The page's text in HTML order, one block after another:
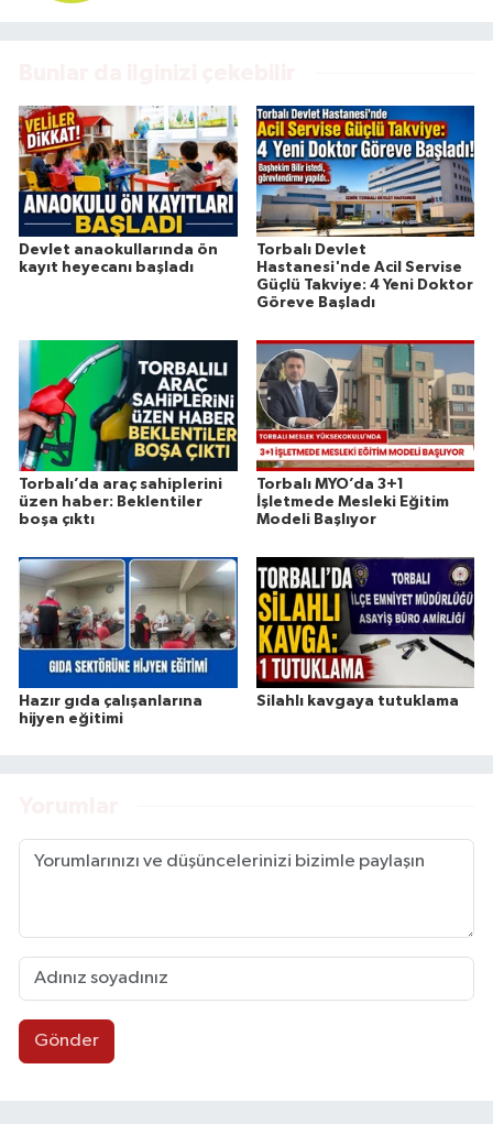
Devlet anaokullarında ön
kayıt heyecanı başladı
Torbalı Devlet
Hastanesi'nde Acil Servise
Güçlü Takviye: 4 Yeni Doktor
Göreve Başladı
Torbalı’da araç sahiplerini
üzen haber: Beklentiler
boşa çıktı
Torbalı MYO’da 3+1
İşletmede Mesleki Eğitim
Modeli Başlıyor
Hazır gıda çalışanlarına
hijyen eğitimi
Silahlı kavgaya tutuklama
Gönder